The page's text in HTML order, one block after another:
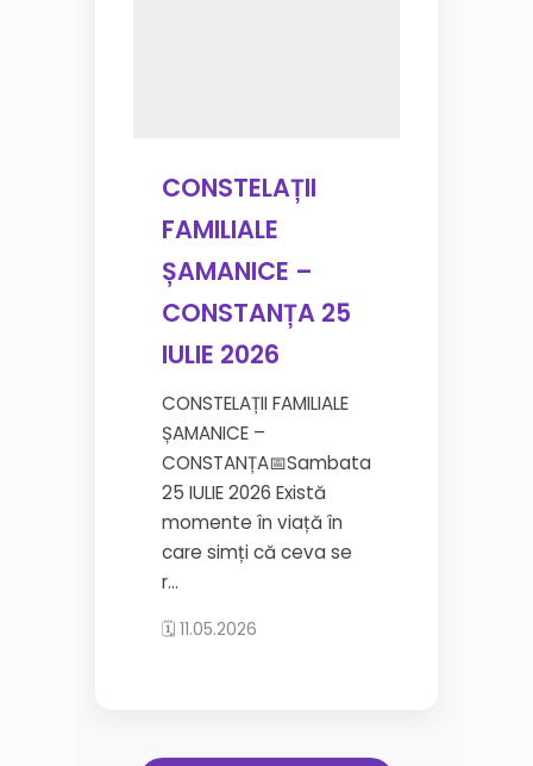
CONSTELAȚII
FAMILIALE
ȘAMANICE –
CONSTANȚA 25
IULIE 2026
CONSTELAȚII FAMILIALE
ȘAMANICE –
CONSTANȚA📅Sambata
25 IULIE 2026 Există
momente în viață în
care simți că ceva se
r...
🗓 11.05.2026